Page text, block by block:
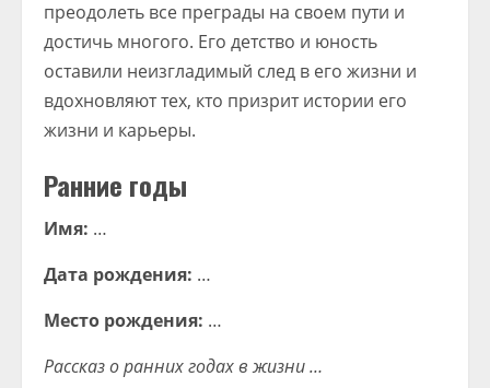
преодолеть все преграды на своем пути и
достичь многого. Его детство и юность
оставили неизгладимый след в его жизни и
вдохновляют тех, кто призрит истории его
жизни и карьеры.
Ранние годы
Имя: …
Дата рождения: …
Место рождения: …
Рассказ о ранних годах в жизни …